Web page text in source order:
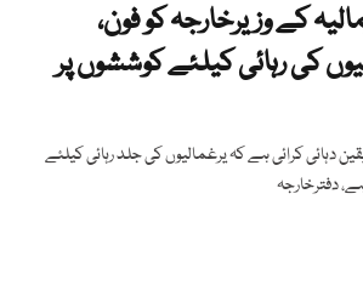
کے وزیرخارجہ کو فون،
کی رہائی کیلئے کوششوں پر
دہائی کرائی ہے کہ یرغمالیوں کی جلد رہائی کیلئے
دفترخارجہ